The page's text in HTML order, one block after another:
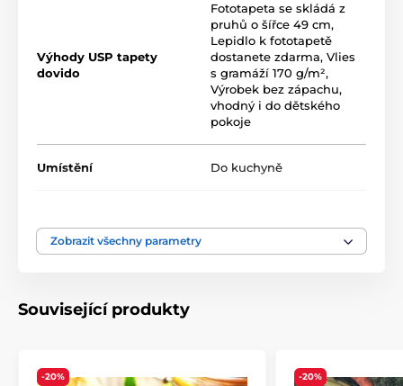
. Díky UV-led inkoustové technologii vynikají
odolností povrchu a dlouhotrvající barevností.
Dostupné velikosti a typy tapet (uvedeno v cm,
196x132(4 pruhy), 245x165(5 pruhů),
pruhů),343x231(7 pruhů),392x264(8 pruhů),441x297
Výhody USP tapety
dovido
Fototapeta se skládá z
pruhů o šířce 49 cm,
Lepidlo k fototapetě
dostanete zdarma, Vlies
s gramáží 170 g/m²,
Výrobek bez zápachu,
vhodný i do dětského
pokoje
Umístění Do kuchyně
Růžová
Zobrazit všechny parametry
Související produkty
-20% -20%